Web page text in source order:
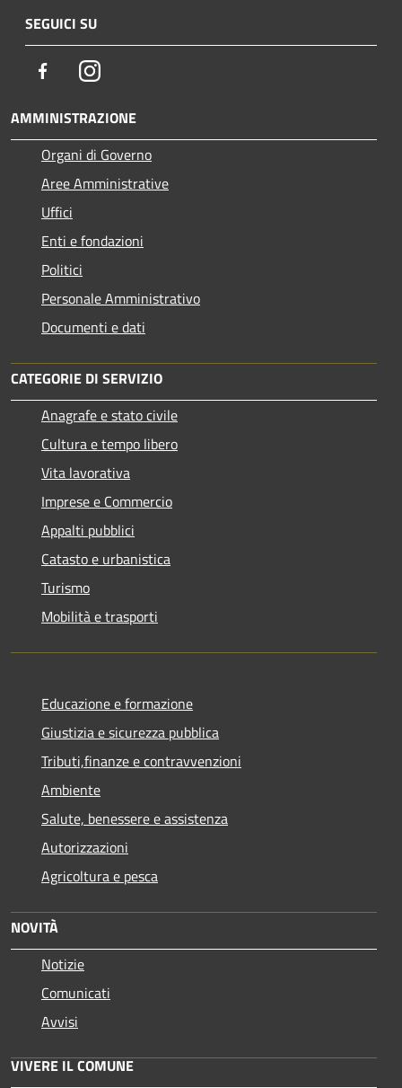
SEGUICI SU
FacebookInstagram
AMMINISTRAZIONE
Organi di Governo
Aree Amministrative
Uffici
Enti e fondazioni
Politici
Personale Amministrativo
Documenti e dati
CATEGORIE DI SERVIZIO
Anagrafe e stato civile
Cultura e tempo libero
Vita lavorativa
Imprese e Commercio
Appalti pubblici
Catasto e urbanistica
Turismo
Mobilità e trasporti
Educazione e formazione
Giustizia e sicurezza pubblica
Tributi,finanze e contravvenzioni
Ambiente
Salute, benessere e assistenza
Autorizzazioni
Agricoltura e pesca
NOVITÀ
Notizie
Comunicati
Avvisi
VIVERE IL COMUNE